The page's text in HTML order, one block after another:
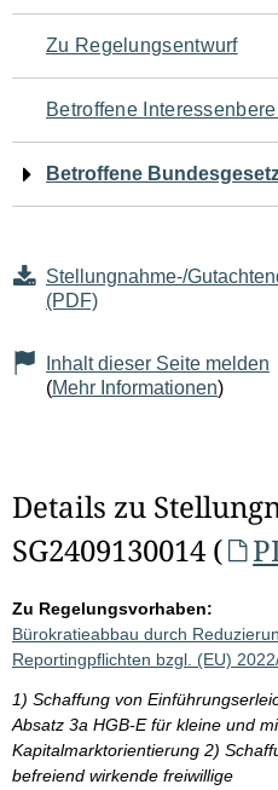
für
den
Seiteninhalt
Zu Regelungsentwurf
Betroffene
Betroffene
Stellungnahme-/
(PDF)
Inhalt dieser Seite melden
(Mehr Informationen)
Details zu
SG2409130014 (
Zu Regelungsvorhaben:
Bürokratieabbau durch
Reportingpflichten bzgl. (EU)
1) Schaffung von
Absatz 3a HGB-E für kleine und
Kapitalmarktorientierung 2)
befreiend wirkende freiwillige